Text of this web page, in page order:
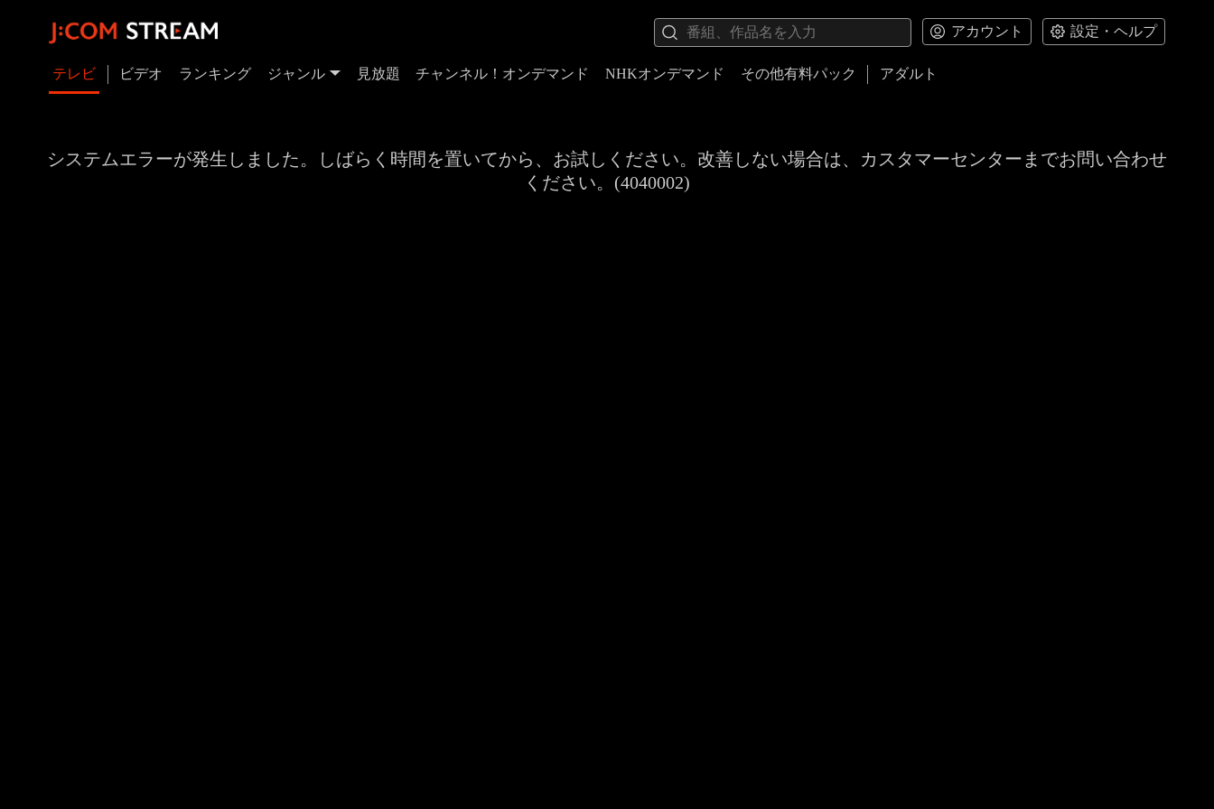
アカウント 設定・ヘルプ
テレビ ビデオ ランキング ジャンル 見放題 チャンネル！オンデマンド NHKオンデマンド その他有料パック アダルト
システムエラーが発生しました。しばらく時間を置いてから、お試しください。改善しない場合は、カスタマーセンターまでお問い合わせ
ください。(4040002)